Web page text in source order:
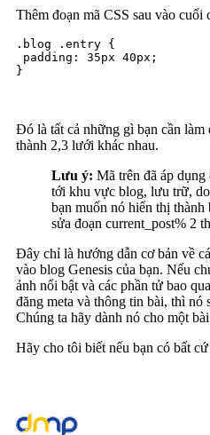
Thêm đoạn mã CSS sau vào cuối
.blog .entry {
padding: 35px 40px;
}
Đó là tất cả những gì bạn cần làm
thành 2,3 lưới khác nhau.
Lưu ý: Mã trên đã áp
tới khu vực blog, lưu trữ,
bạn muốn nó hiển thị thành
sửa đoạn current_post% 2
Đây chỉ là hướng dẫn cơ bản về
vào blog Genesis của bạn. Nếu
ảnh nổi bật và các phần tử bao
đăng meta và thông tin bài, thì nó
Chúng ta hãy dành nó cho một
Hãy cho tôi biết nếu bạn có bất cứ